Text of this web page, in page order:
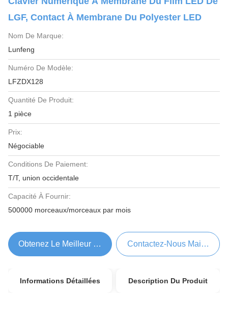
LGF, Contact À Membrane Du Polyester LED
Nom De Marque:
Lunfeng
Numéro De Modèle:
LFZDX128
Quantité De Produit:
1 pièce
Prix:
Négociable
Conditions De Paiement:
T/T, union occidentale
Capacité À Fournir:
500000 morceaux/morceaux par mois
Obtenez Le Meilleur Prix Contactez-Nous Maintenant
Informations Détaillées Description Du Produit